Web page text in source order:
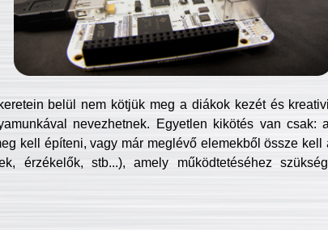
belül nem kötjük meg a diákok kezét és
nevezhetnek. Egyetlen kikötés van csak:
kell építeni, vagy már meglévő elemekből össze
érzékelők, stb...), amely működtetéséhez